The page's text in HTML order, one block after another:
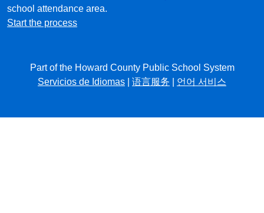
school attendance area.
Start the process
Part of the Howard County Public School System
Servicios de Idiomas
语言服务 언어 서비스